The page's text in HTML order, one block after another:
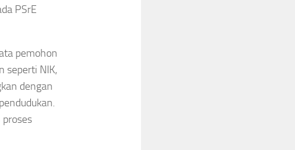
PSrE
pemohon
seperti NIK,
dengan